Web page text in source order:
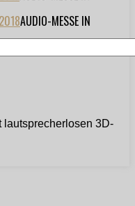
AUDIO-MESSE IN
3D-